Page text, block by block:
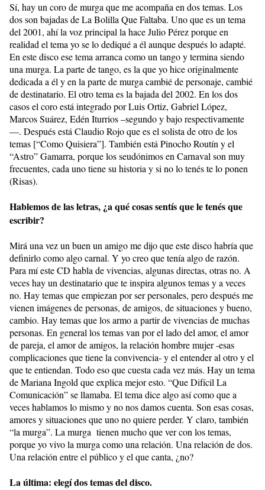
Sí, hay un coro de murga que me acompaña en dos temas. Los
dos son bajadas de La Bolilla Que Faltaba. Uno que es un tema
del 2001, ahí la voz principal la hace Julio Pérez porque en
realidad el tema yo se lo dediqué a él aunque después lo adapté.
En este disco ese tema arranca como un tango y termina siendo
una murga. La parte de tango, es la que yo hice originalmente
dedicada a él y en la parte de murga cambié de personaje, cambié
de destinatario. El otro tema es la bajada del 2002. En los dos
casos el coro está integrado por Luis Ortiz, Gabriel López,
Marcos Suárez, Edén Iturrios –segundo y bajo respectivamente
—. Después está Claudio Rojo que es el solista de otro de los
temas [“Como Quisiera”]. También está Pinocho Routín y el
“Astro” Gamarra, porque los seudónimos en Carnaval son muy
frecuentes, cada uno tiene su historia y si no lo tenés te lo ponen
(Risas).
Hablemos de las letras, ¿a qué cosas sentís que le tenés que
escribir?
Mirá una vez un buen un amigo me dijo que este disco habría que
definirlo como algo carnal. Y yo creo que tenía algo de razón.
Para mí este CD habla de vivencias, algunas directas, otras no. A
veces hay un destinatario que te inspira algunos temas y a veces
no. Hay temas que empiezan por ser personales, pero después me
vienen imágenes de personas, de amigos, de situaciones y bueno,
cambio. Hay temas que los armo a partir de vivencias de muchas
personas. En general los temas van por el lado del amor, el amor
de pareja, el amor de amigos, la relación hombre mujer -esas
complicaciones que tiene la convivencia- y el entender al otro y el
que te entiendan. Todo eso que cuesta cada vez más. Hay un tema
de Mariana Ingold que explica mejor esto. “Que Difícil La
Comunicación” se llamaba. El tema dice algo así como que a
veces hablamos lo mismo y no nos damos cuenta. Son esas cosas,
amores y situaciones que uno no quiere perder. Y claro, también
“la murga”. La murga tienen mucho que ver con los temas,
porque yo vivo la murga como una relación. Una relación de dos.
Una relación entre el público y el que canta, ¿no?
La última: elegí dos temas del disco.